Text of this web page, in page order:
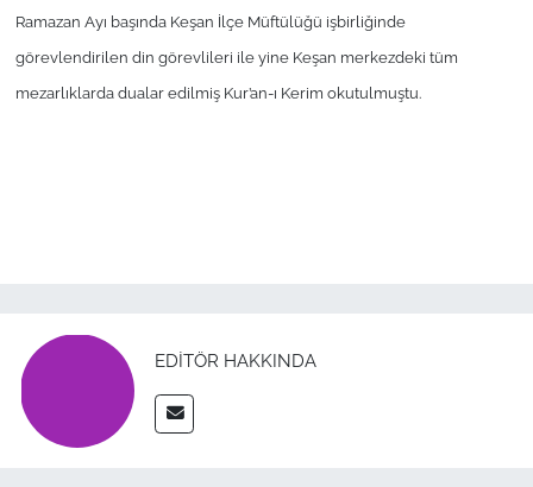
Ramazan Ayı başında Keşan İlçe Müftülüğü işbirliğinde
görevlendirilen din görevlileri ile yine Keşan merkezdeki tüm
mezarlıklarda dualar edilmiş Kur’an-ı Kerim okutulmuştu.
EDITÖR HAKKINDA
Gündem-Eğitim